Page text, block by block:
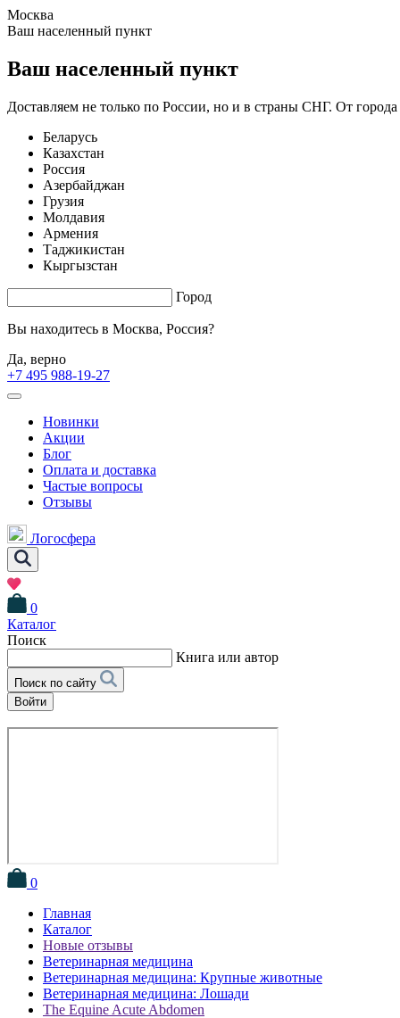
Москва
Ваш населенный пункт
Ваш населенный пункт
Доставляем не только по России, но и в страны СНГ. От
Беларусь
Казахстан
Россия
Азербайджан
Грузия
Молдавия
Армения
Таджикистан
Кыргызстан
Город
Вы находитесь в Москва, Россия?
Да, верно
+7 495 988-19-27
Новинки
Акции
Блог
Оплата и доставка
Частые вопросы
Отзывы
Логосфера
0
Каталог
Поиск
Книга или автор
Поиск по сайту
Войти
0
Главная
Каталог
Новые отзывы
Ветеринарная медицина
Ветеринарная медицина: Крупные животные
Ветеринарная медицина: Лошади
The Equine Acute Abdomen